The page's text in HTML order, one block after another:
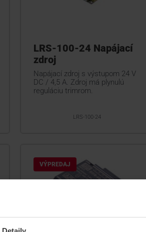
LRS-100-24 Napájací
zdroj
Napájací zdroj s výstupom 24 V
DC / 4,5 A. Zdroj má plynulú
reguláciu trimrom.
LRS-100-24
VÝPREDAJ